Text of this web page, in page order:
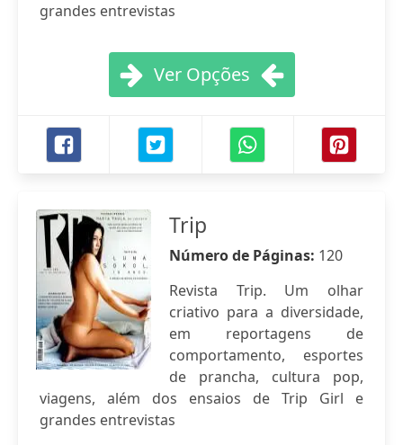
grandes entrevistas
Ver Opções
Trip
Número de Páginas: 120
Revista Trip. Um olhar
criativo para a diversidade,
em reportagens de
comportamento, esportes
de prancha, cultura pop,
viagens, além dos ensaios de Trip Girl e
grandes entrevistas